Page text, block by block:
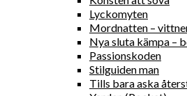
Lyckomyten
Mordnatten –
Nya sluta kämpa –
Passionskoden
Stilguiden man
Tills bara aska